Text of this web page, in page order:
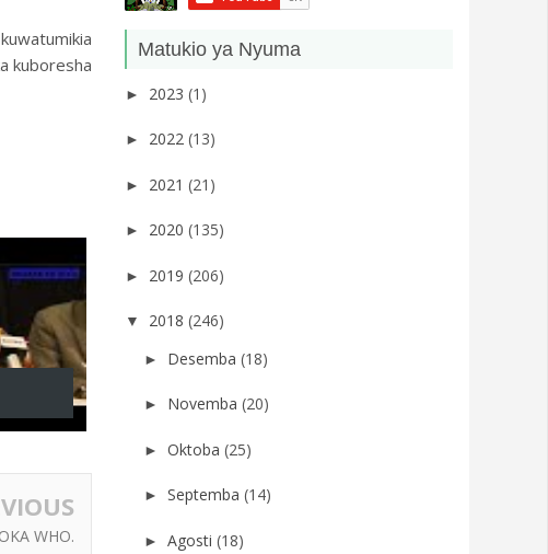
kuboresha
WHO.
Matukio ya Nyuma
► 2023 (1)
► 2022 (13)
► 2021 (21)
► 2020 (135)
► 2019 (206)
▼ 2018 (246)
► Desemba (18)
► Novemba (20)
► Oktoba (25)
► Septemba (14)
► Agosti (18)